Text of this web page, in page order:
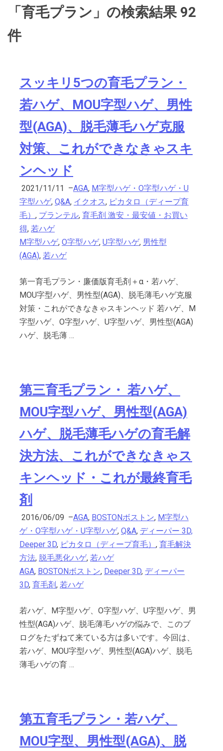
「育毛プラン」の検索結果 92
件
スッキリ5つの育毛プラン・
若ハゲ、MOU字型ハゲ、男性
型(AGA)、脱毛薄毛ハゲ克服
対策、これができなきゃスキ
ンヘッド
2021/11/11 –AGA, M字型ハゲ・O字型ハゲ・U
字型ハゲ, Q&A, イクオス, ピカタロ（ディープ育
毛） , プランテル, 育毛剤 激安・最安値・お買い
得, 若ハゲ
M字型ハゲ, O字型ハゲ, U字型ハゲ, 男性型
(AGA), 若ハゲ
第一育毛プラン・廉価版育毛剤＋α・若ハゲ、
MOU字型ハゲ、男性型(AGA)、脱毛薄毛ハゲ克服
対策・これができなきゃスキンヘッド 若ハゲ、M
字型ハゲ、O字型ハゲ、U字型ハゲ、男性型(AGA)
ハゲ、脱毛薄 …
第三育毛プラン・ 若ハゲ、
MOU字型ハゲ、男性型(AGA)
ハゲ、脱毛薄毛ハゲの育毛解
決方法、これができなきゃス
キンヘッド・これが最終育毛
剤
2016/06/09 –AGA, BOSTONボストン, M字型ハ
ゲ・O字型ハゲ・U字型ハゲ, Q&A, ディーパー 3D,
Deeper 3D, ピカタロ（ディープ育毛） , 育毛解決
方法, 脱毛悪化ハゲ, 若ハゲ
AGA, BOSTONボストン, Deeper 3D, ディーパー
3D, 育毛剤, 若ハゲ
若ハゲ、M字型ハゲ、O字型ハゲ、U字型ハゲ、男
性型(AGA)ハゲ、脱毛薄毛ハゲの悩みで、このブ
ログをたずねて来ている方は多いです。今回は、
若ハゲ、MOU字型ハゲ、男性型(AGA)ハゲ、脱毛
薄毛ハゲの育 …
第五育毛プラン・若ハゲ、
MOU字型、男性型(AGA)、脱